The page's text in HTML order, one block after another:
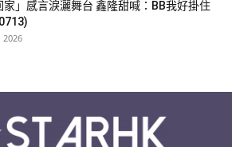
家」感言淚灑舞台 鑫隆甜喊：BB我好掛住
2026